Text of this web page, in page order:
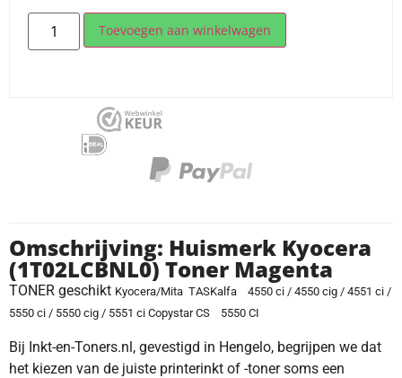
Toevoegen aan winkelwagen
Omschrijving: Huismerk Kyocera
(1T02LCBNL0) Toner Magenta
TONER geschikt Kyocera/Mita TASKalfa 4550 ci / 4550 cig / 4551 ci /
5550 ci / 5550 cig / 5551 ci Copystar CS 5550 CI
Bij Inkt-en-Toners.nl, gevestigd in Hengelo, begrijpen we dat
het kiezen van de juiste printerinkt of -toner soms een